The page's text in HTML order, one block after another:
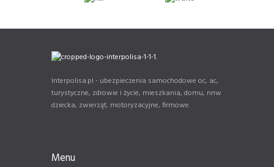
Interpolisa.pl - ubezpieczenia samochodowe oc, ac,
turystyczne, zdrowie i życie, mieszkania, domu, nnw
dziecka, zwierząt, motoryzacyjne, firmowe.
Menu